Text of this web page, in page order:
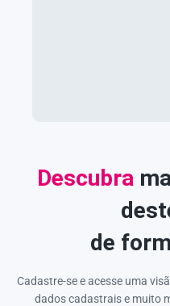
Descubra
de
Cadastre-se e acesse uma
dados cadastrais e muito